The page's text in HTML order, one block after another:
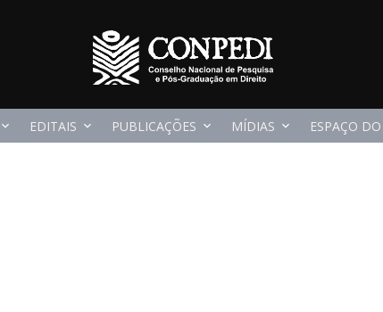
EDITAIS PUBLICAÇÕES MÍDIAS ESPAÇO